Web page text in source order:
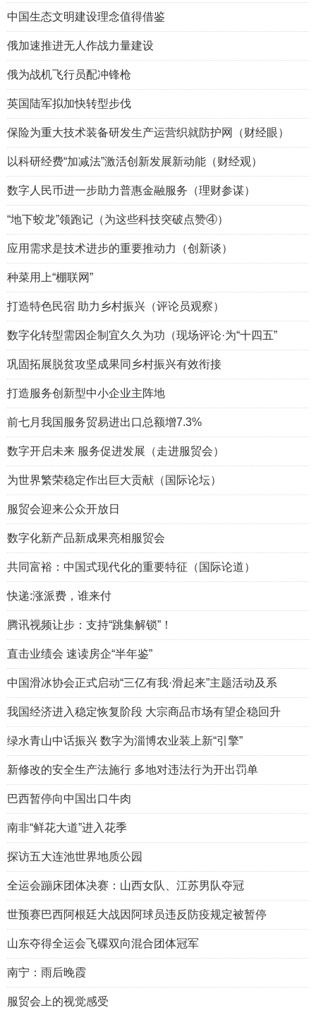
中国生态文明建设理念值得借鉴
俄加速推进无人作战力量建设
俄为战机飞行员配冲锋枪
英国陆军拟加快转型步伐
保险为重大技术装备研发生产运营织就防护网（财经眼）
以科研经费“加减法”激活创新发展新动能（财经观）
数字人民币进一步助力普惠金融服务（理财参谋）
“地下蛟龙”领跑记（为这些科技突破点赞④）
应用需求是技术进步的重要推动力（创新谈）
种菜用上“棚联网”
打造特色民宿 助力乡村振兴（评论员观察）
数字化转型需因企制宜久久为功（现场评论·为“十四五”
巩固拓展脱贫攻坚成果同乡村振兴有效衔接
打造服务创新型中小企业主阵地
前七月我国服务贸易进出口总额增7.3%
数字开启未来 服务促进发展（走进服贸会）
为世界繁荣稳定作出巨大贡献（国际论坛）
服贸会迎来公众开放日
数字化新产品新成果亮相服贸会
共同富裕：中国式现代化的重要特征（国际论道）
快递:涨派费，谁来付
腾讯视频让步：支持“跳集解锁”！
直击业绩会 速读房企“半年鉴”
中国滑冰协会正式启动“三亿有我·滑起来”主题活动及系
我国经济进入稳定恢复阶段 大宗商品市场有望企稳回升
绿水青山中话振兴 数字为淄博农业装上新“引擎”
新修改的安全生产法施行 多地对违法行为开出罚单
巴西暂停向中国出口牛肉
南非“鲜花大道”进入花季
探访五大连池世界地质公园
全运会蹦床团体决赛：山西女队、江苏男队夺冠
世预赛巴西阿根廷大战因阿球员违反防疫规定被暂停
山东夺得全运会飞碟双向混合团体冠军
南宁：雨后晚霞
服贸会上的视觉感受